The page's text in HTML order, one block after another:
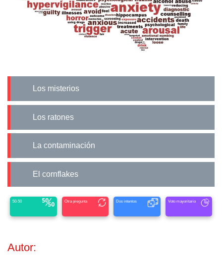
Los misterios
Los ratones
La contaminación
El cornflakes
50-50 Otra pregunta Dos intentos Voto mayoritario
Autor: